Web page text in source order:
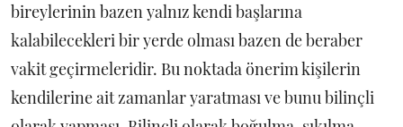
bireylerinin bazen yalnız kendi başlarına
kalabilecekleri bir yerde olması bazen de beraber
vakit geçirmeleridir. Bu noktada önerim kişilerin
kendilerine ait zamanlar yaratması ve bunu bilinçli